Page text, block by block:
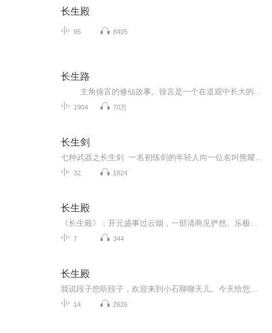
长生殿
95 8405
长生路
1904 70万
长生剑
32 1824
长生殿
7 344
长生殿
14 2626